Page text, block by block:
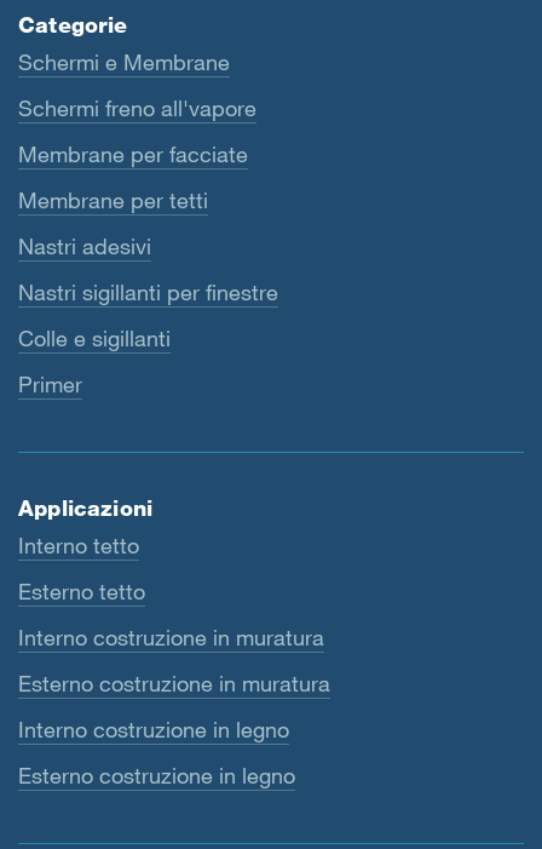
Categorie
Schermi e Membrane
Schermi freno all'vapore
Membrane per facciate
Membrane per tetti
Nastri adesivi
Nastri sigillanti per finestre
Colle e sigillanti
Primer
Applicazioni
Interno tetto
Esterno tetto
Interno costruzione in muratura
Esterno costruzione in muratura
Interno costruzione in legno
Esterno costruzione in legno